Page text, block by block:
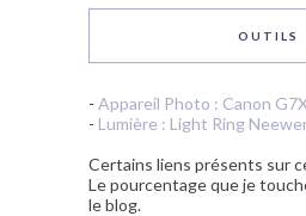
OUTILS
- Appareil Photo : Canon
- Lumière : Light Ring
Certains liens présents sur
Le pourcentage que je
le blog.